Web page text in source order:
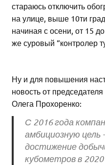
стараюсь отключить
на улице, выше 10ти
начиная с осени, от 15
же суровый “контролер
Ну и для повышения
новость от
Олега Прохоренко:
С 2016 года
амбициозную цель
достижение
кубометров в